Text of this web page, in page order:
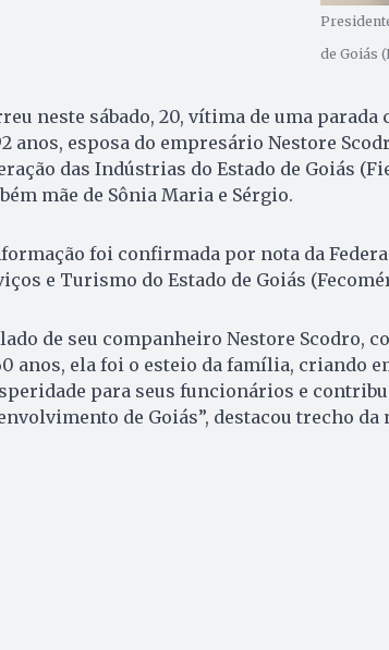
de Goiás
neste sábado, 20, vítima de uma parada
anos, esposa do empresário Nestore
das Indústrias do Estado de Goiás
mãe de Sônia Maria e Sérgio.
foi confirmada por nota da
e Turismo do Estado de Goiás
lado de seu companheiro Nestore Scodro,
anos, ela foi o esteio da família, criando
para seus funcionários e
de Goiás”, destacou trecho da